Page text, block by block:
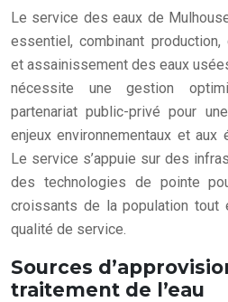
Le service des eaux de
essentiel, combinant production,
et assainissement des eaux
nécessite une gestion
partenariat public-privé pour
enjeux environnementaux et aux
Le service s’appuie sur des
des technologies de pointe
croissants de la population tout
qualité de service.
Sources
traitement de l’eau